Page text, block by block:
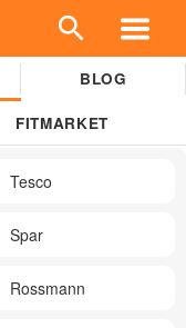
BLOG
FITMARKET
Tesco
Spar
Rossmann